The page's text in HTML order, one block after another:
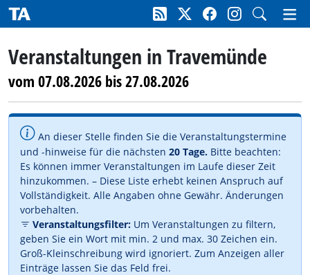
Veranstaltungen in Travemünde
vom 07.08.2026 bis 27.08.2026
An dieser Stelle finden Sie die Veranstaltungstermine
und -hinweise für die nächsten 20 Tage. Bitte beachten:
Es können immer Veranstaltungen im Laufe dieser Zeit
hinzukommen. – Diese Liste erhebt keinen Anspruch auf
Vollständigkeit. Alle Angaben ohne Gewähr. Änderungen
vorbehalten.
Veranstaltungsfilter: Um Veranstaltungen zu filtern,
geben Sie ein Wort mit min. 2 und max. 30 Zeichen ein.
Groß-Kleinschreibung wird ignoriert. Zum Anzeigen aller
Einträge lassen Sie das Feld frei.